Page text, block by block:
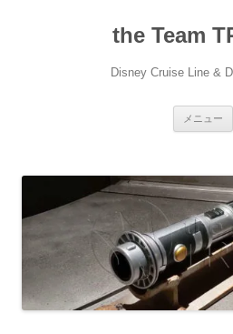
the Team
Disney Cruise Line &
メニュー